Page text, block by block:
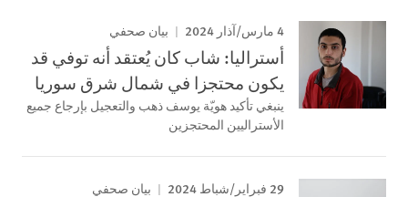
4 مارس/آذار 2024 بيان صحفي
أستراليا: شاب كان يُعتقد أنه توفي قد
يكون محتجزا في شمال شرق سوريا
ينبغي تأكيد هويّة يوسف ذهب والتعجيل بإرجاع جميع
الأستراليين المحتجزين
29 فبراير/شباط 2024 بيان صحفي